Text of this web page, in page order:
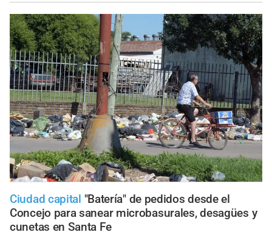
Ciudad capital "Batería" de pedidos desde el
Concejo para sanear microbasurales, desagües y
cunetas en Santa Fe